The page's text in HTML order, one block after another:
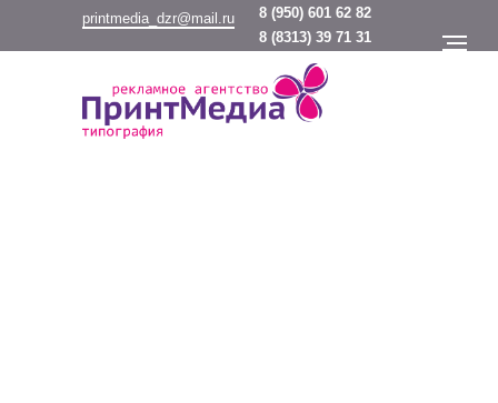
8 (950) 601 62 82
printmedia_dzr@mail.ru
8 (8313) 39 71 31